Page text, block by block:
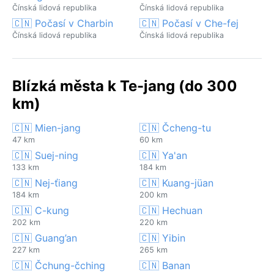
Čínská lidová republika Čínská lidová republika
🇨🇳 Počasí v Charbin
Čínská lidová republika
🇨🇳 Počasí v Che-fej
Čínská lidová republika
Blízká města k Te-jang (do 300
km)
🇨🇳 Mien-jang
47 km
🇨🇳 Čcheng-tu
60 km
🇨🇳 Suej-ning
133 km
🇨🇳 Ya'an
184 km
🇨🇳 Nej-ťiang
184 km
🇨🇳 Kuang-jüan
200 km
🇨🇳 C-kung
202 km
🇨🇳 Hechuan
220 km
🇨🇳 Guang’an
227 km
🇨🇳 Yibin
265 km
🇨🇳 Čchung-čching 🇨🇳 Banan